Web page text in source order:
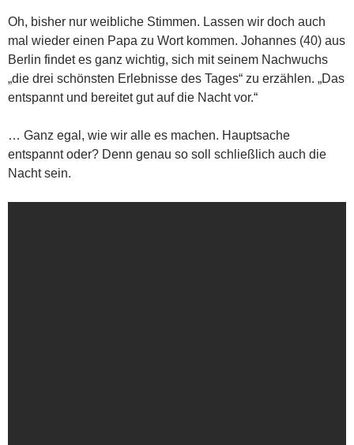
Oh, bisher nur weibliche Stimmen. Lassen wir doch auch
mal wieder einen Papa zu Wort kommen. Johannes (40) aus
Berlin findet es ganz wichtig, sich mit seinem Nachwuchs
„die drei schönsten Erlebnisse des Tages“ zu erzählen. „Das
entspannt und bereitet gut auf die Nacht vor.“
… Ganz egal, wie wir alle es machen. Hauptsache
entspannt oder? Denn genau so soll schließlich auch die
Nacht sein.